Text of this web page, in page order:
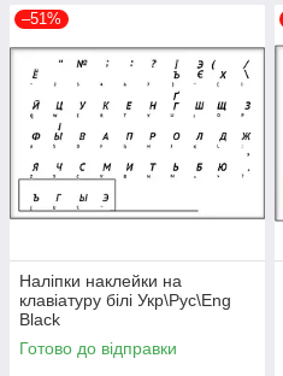
–51%
Наліпки наклейки на
клавіатуру білі Укр\Рус\Eng
Black
Готово до відправки